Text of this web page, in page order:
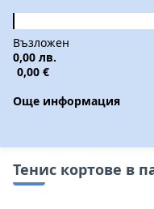
Възложен
0,00 лв.
0,00 €
Още информация
Тенис кортове в